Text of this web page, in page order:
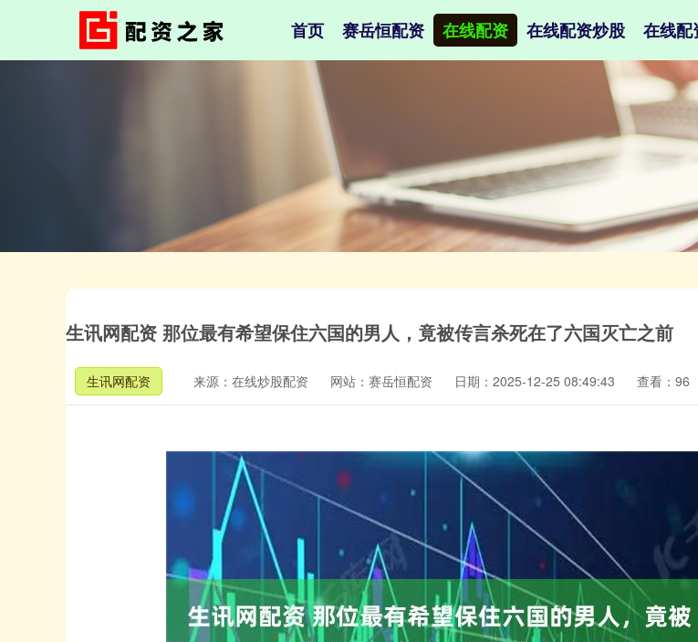
首页 赛岳恒配资 在线配资 在线配资炒股 在线配
生讯网配资 那位最有希望保住六国的男人，竟被传言杀死在了六国灭亡之前
生讯网配资 来源：在线炒股配资 网站：赛岳恒配资 日期：2025-12-25 08:49:43 查看：96